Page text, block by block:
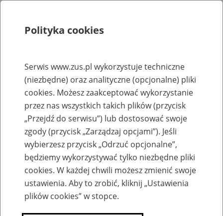
Biuletyn Informacji Publicznej
Wszystkie oferty pracy
Jednostka ZUS:
Data publikacji od
Polityka cookies
Serwis www.zus.pl wykorzystuje techniczne
(niezbędne) oraz analityczne (opcjonalne) pliki
cookies. Możesz zaakceptować wykorzystanie
przez nas wszystkich takich plików (przycisk
„Przejdź do serwisu”) lub dostosować swoje
zgody (przycisk „Zarządzaj opcjami”). Jeśli
wybierzesz przycisk „Odrzuć opcjonalne”,
będziemy wykorzystywać tylko niezbędne pliki
cookies. W każdej chwili możesz zmienić swoje
ustawienia. Aby to zrobić, kliknij „Ustawienia
plików cookies” w stopce.